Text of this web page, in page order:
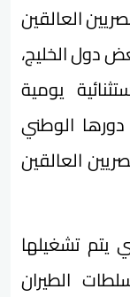
العالقين
دول الخليج،
يومية
الوطني
العالقين
يتم تشغيلها
الطيران